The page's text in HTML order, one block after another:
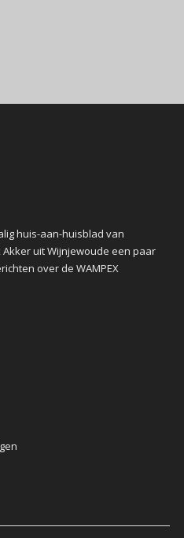
huis-aan-huisblad van
uit Wijnjewoude een paar
over de WAMPEX